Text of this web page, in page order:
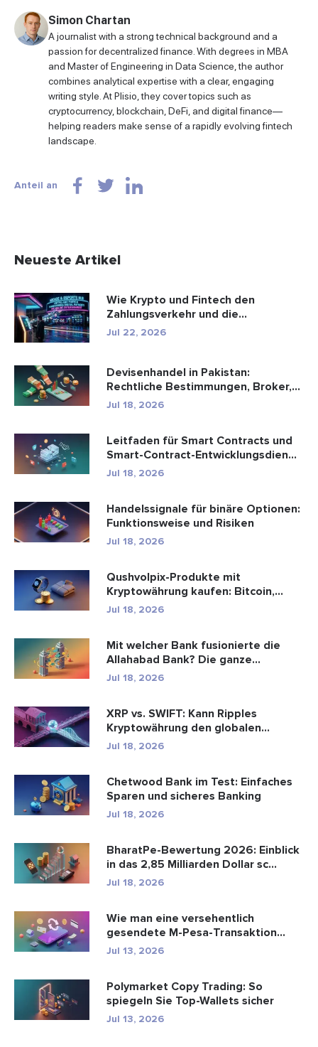
Simon Chartan
A journalist with a strong technical background and a
passion for decentralized finance. With degrees in MBA
and Master of Engineering in Data Science, the author
combines analytical expertise with a clear, engaging
writing style. At Plisio, they cover topics such as
cryptocurrency, blockchain, DeFi, and digital finance—
helping readers make sense of a rapidly evolving fintech
landscape.
Anteil an
Neueste Artikel
Wie Krypto und Fintech den
Zahlungsverkehr und die
Unterhaltungsbr...
Jul 22, 2026
Devisenhandel in Pakistan:
Rechtliche Bestimmungen, Broker,
Handel...
Jul 18, 2026
Leitfaden für Smart Contracts und
Smart-Contract-Entwicklungsdien...
Jul 18, 2026
Handelssignale für binäre Optionen:
Funktionsweise und Risiken
Jul 18, 2026
Qushvolpix-Produkte mit
Kryptowährung kaufen: Bitcoin,
Zahlungen ...
Jul 18, 2026
Mit welcher Bank fusionierte die
Allahabad Bank? Die ganze
Geschic...
Jul 18, 2026
XRP vs. SWIFT: Kann Ripples
Kryptowährung den globalen
Zahlungsve...
Jul 18, 2026
Chetwood Bank im Test: Einfaches
Sparen und sicheres Banking
Jul 18, 2026
BharatPe-Bewertung 2026: Einblick
in das 2,85 Milliarden Dollar sc...
Jul 18, 2026
Wie man eine versehentlich
gesendete M-Pesa-Transaktion
rückgäng...
Jul 13, 2026
Polymarket Copy Trading: So
spiegeln Sie Top-Wallets sicher
Jul 13, 2026